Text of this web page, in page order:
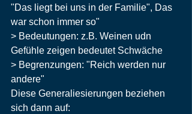
"Das liegt bei uns in der Familie", Das
war schon immer so"
> Bedeutungen: z.B. Weinen udn
Gefühle zeigen bedeutet Schwäche
> Begrenzungen: "Reich werden nur
andere"
Diese Generaliesierungen beziehen
sich dann auf: